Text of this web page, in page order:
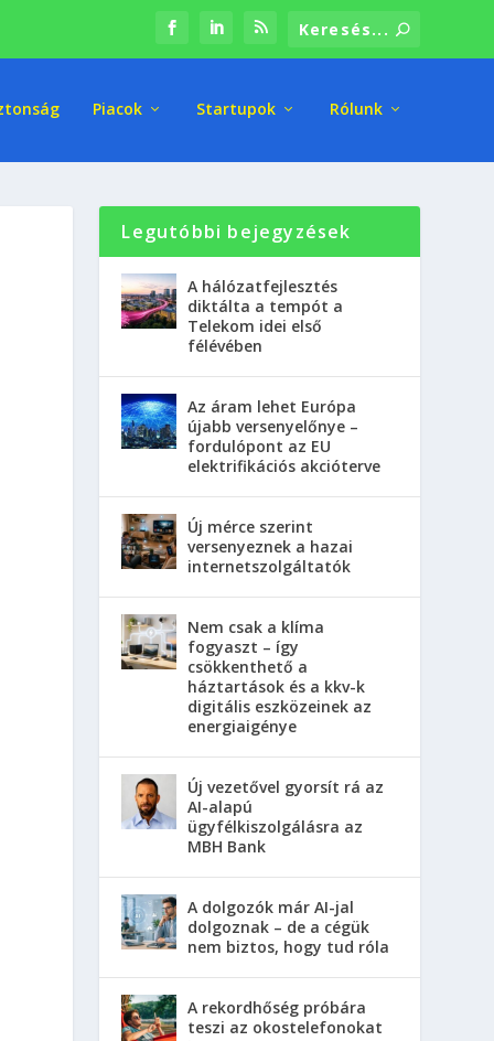
Piacok Startupok Rólunk
Legutóbbi bejegyzések
A hálózatfejlesztés
diktálta a tempót a
Telekom idei első
félévében
Az áram lehet Európa
újabb versenyelőnye –
fordulópont az EU
elektrifikációs akcióterve
Új mérce szerint
versenyeznek a hazai
internetszolgáltatók
Nem csak a klíma
fogyaszt – így
csökkenthető a
háztartások és a kkv-k
digitális eszközeinek az
energiaigénye
Új vezetővel gyorsít rá az
AI-alapú
ügyfélkiszolgálásra az
MBH Bank
A dolgozók már AI-jal
dolgoznak – de a cégük
nem biztos, hogy tud róla
A rekordhőség próbára
teszi az okostelefonokat